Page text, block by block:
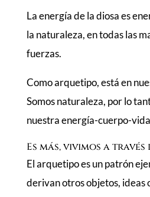
La energía de la diosa es
la naturaleza, en todas las
fuerzas.
Como arquetipo, está en
Somos naturaleza, por lo
nuestra energía-cuerpo-
Es más, vivimos a
El arquetipo es un patrón
derivan otros objetos, ideas